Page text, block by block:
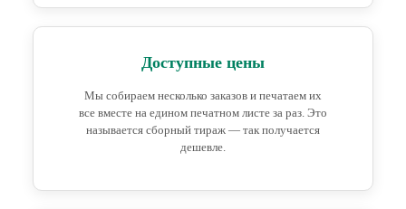
Доступные цены
Мы собираем несколько заказов и печатаем их
все вместе на едином печатном листе за раз. Это
называется сборный тираж — так получается
дешевле.